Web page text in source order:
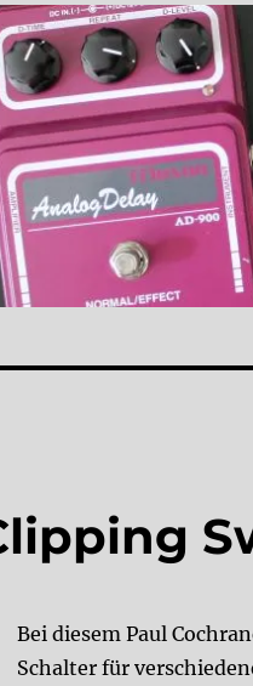
Bei diesem Paul
Schalter für